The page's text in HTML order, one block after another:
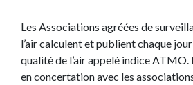
Les Associations agréées de
l’air calculent et publient chaque
qualité de l’air appelé indice ATMO.
en concertation avec les